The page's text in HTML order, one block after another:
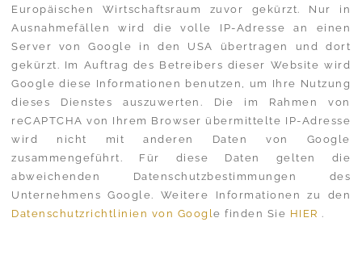
Europäischen Wirtschaftsraum zuvor gekürzt. Nur in
Ausnahmefällen wird die volle IP-Adresse an einen
Server von Google in den USA übertragen und dort
gekürzt. Im Auftrag des Betreibers dieser Website wird
Google diese Informationen benutzen, um Ihre Nutzung
dieses Dienstes auszuwerten. Die im Rahmen von
reCAPTCHA von Ihrem Browser übermittelte IP-Adresse
wird nicht mit anderen Daten von Google
zusammengeführt. Für diese Daten gelten die
abweichenden Datenschutzbestimmungen des
Unternehmens Google. Weitere Informationen zu den
Datenschutzrichtlinien von Google finden Sie HIER .